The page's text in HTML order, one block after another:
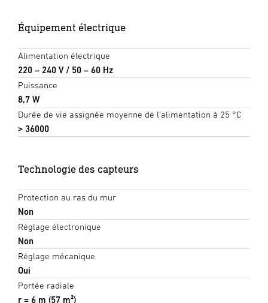
Équipement électrique
Alimentation électrique
220 – 240 V / 50 – 60 Hz
Puissance
8,7 W
Durée de vie assignée moyenne de l’alimentation à 25 °C
> 36000
Technologie des capteurs
Protection au ras du mur
Non
Réglage électronique
Non
Réglage mécanique
Oui
Portée radiale
r = 6 m (57 m²)